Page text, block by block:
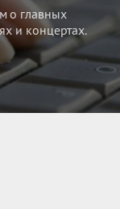
о главных
и концертах.